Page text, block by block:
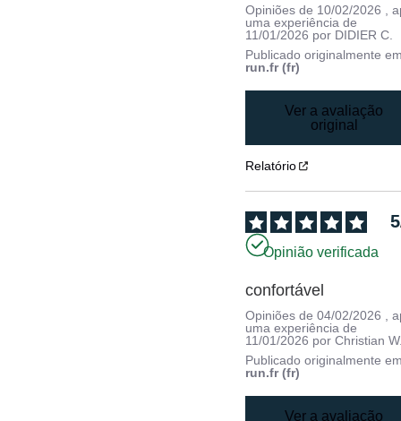
Opiniões de 10/02/2026
,
uma experiência de
11/01/2026 por DIDIER C.
Publicado originalmente
run.fr (fr)
Ver a avaliação
original
Relatório
5
Opinião verificada
confortável
Opiniões de04/02/2026 ,
uma experiência de
11/01/2026 porChristian
Publicado originalmente
run.fr (fr)
Ver a avaliação